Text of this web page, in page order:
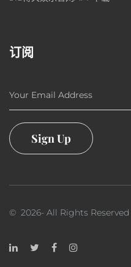
订阅
Your Email Address
Sign Up
© 2026- All Rights Reserved